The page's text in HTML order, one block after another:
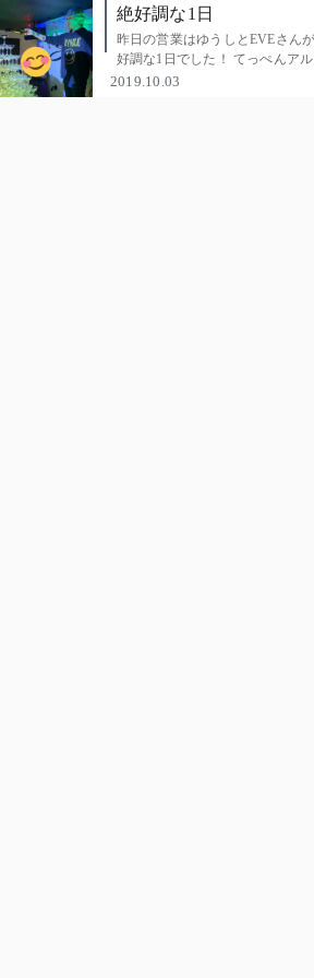
絶好調な1日
昨日の営業はゆうしとEVEさん
好調な1日でした！ てっぺんア
2019.10.03